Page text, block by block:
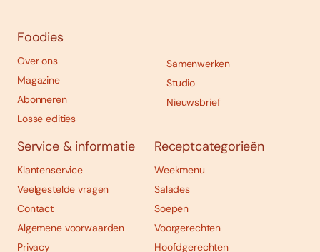
Foodies
Over ons
Magazine
Abonneren
Losse edities
Samenwerken
Studio
Nieuwsbrief
Service & informatie
Klantenservice
Veelgestelde vragen
Contact
Algemene voorwaarden
Privacy
Receptcategorieën
Weekmenu
Salades
Soepen
Voorgerechten
Hoofdgerechten